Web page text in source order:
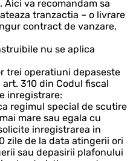
va recomandam sa
tranzactia – o livrare
contract de vanzare,
nu se aplica
trei operatiuni depaseste
310 din Codul fiscal
inregistrare:
regimul special de scutire
mare sau egala cu
inregistrarea in
zile de la data atingerii ori
sau depasirii plafonului